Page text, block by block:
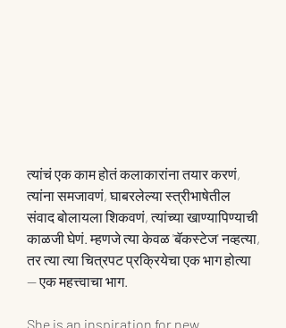
त्यांचं एक काम होतं कलाकारांना तयार करणं,
त्यांना समजावणं, घाबरलेल्या स्त्रीभाषेतील
संवाद बोलायला शिकवणं, त्यांच्या खाण्यापिण्याची
काळजी घेणं. म्हणजे त्या केवळ 'बॅकस्टेज' नव्हत्या,
तर त्या त्या चित्रपट प्रक्रियेचा एक भाग होत्या
— एक महत्त्वाचा भाग.
She is an inspiration for new